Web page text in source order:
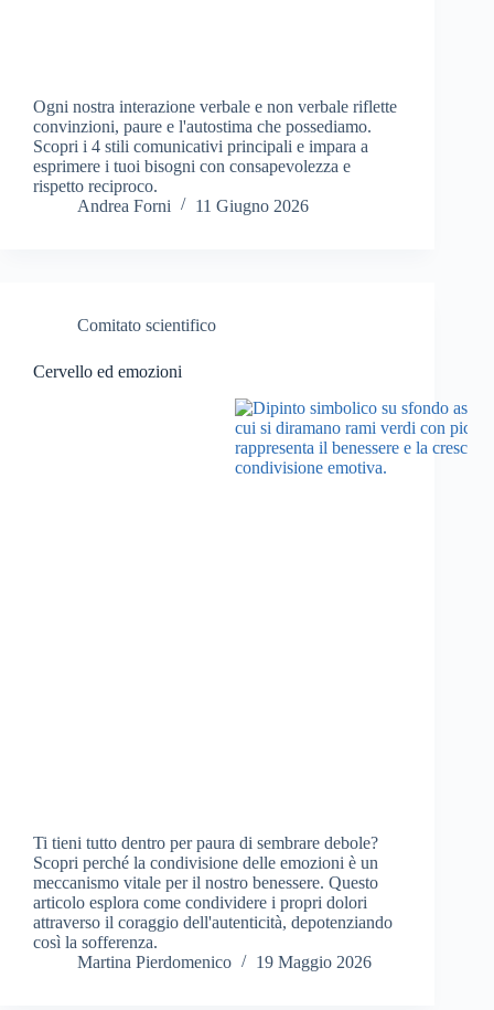
Ogni nostra interazione verbale e non verbale riflette
convinzioni, paure e l'autostima che possediamo.
Scopri i 4 stili comunicativi principali e impara a
esprimere i tuoi bisogni con consapevolezza e
rispetto reciproco.
Andrea Forni
11 Giugno 2026
Comitato scientifico
Cervello ed emozioni
Ti tieni tutto dentro per paura di sembrare debole?
Scopri perché la condivisione delle emozioni è un
meccanismo vitale per il nostro benessere. Questo
articolo esplora come condividere i propri dolori
attraverso il coraggio dell'autenticità, depotenziando
così la sofferenza.
Martina Pierdomenico
19 Maggio 2026